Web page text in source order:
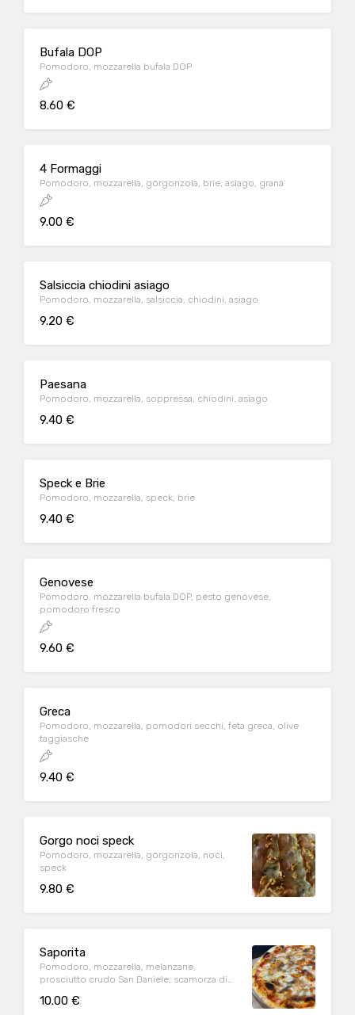
Bufala DOP
Pomodoro, mozzarella bufala DOP
8.60 €
4 Formaggi
Pomodoro, mozzarella, gorgonzola, brie, asiago, grana
9.00 €
Salsiccia chiodini asiago
Pomodoro, mozzarella, salsiccia, chiodini, asiago
9.20 €
Paesana
Pomodoro, mozzarella, soppressa, chiodini, asiago
9.40 €
Speck e Brie
Pomodoro, mozzarella, speck, brie
9.40 €
Genovese
Pomodoro, mozzarella bufala DOP, pesto genovese,
pomodoro fresco
9.60 €
Greca
Pomodoro, mozzarella, pomodori secchi, feta greca, olive
taggiasche
9.40 €
Gorgo noci speck
Pomodoro, mozzarella, gorgonzola, noci,
speck
9.80 €
Saporita
Pomodoro, mozzarella, melanzane,
prosciutto crudo San Daniele, scamorza di
10.00 €